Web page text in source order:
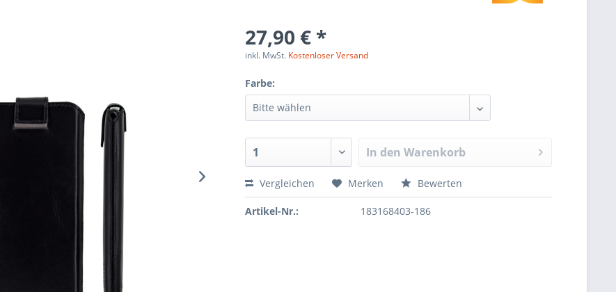
27,90 € *
inkl. MwSt. Kostenloser Versand
Farbe:
In den Warenkorb
Vergleichen Merken Bewerten
Artikel-Nr.: 183168403-186